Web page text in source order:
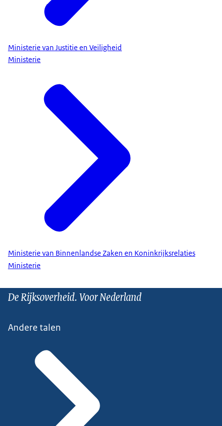
Ministerie van Justitie en Veiligheid
Ministerie
Ministerie van Binnenlandse Zaken en Koninkrijksrelaties
Ministerie
De Rijksoverheid. Voor Nederland
Andere talen